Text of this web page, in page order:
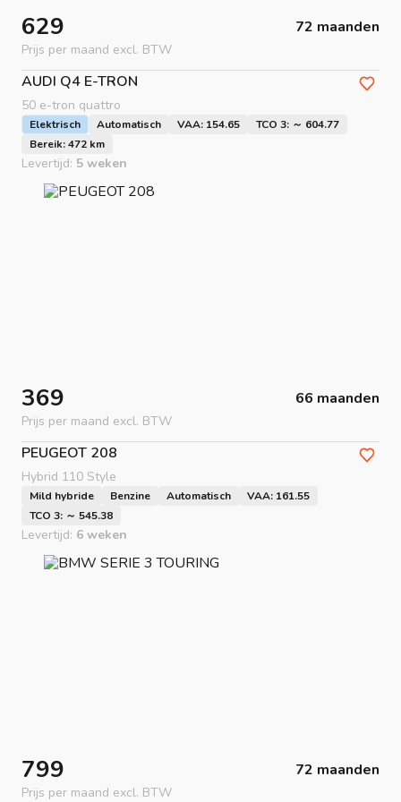
629 72 maanden
Prijs per maand excl. BTW
AUDI Q4 E-TRON
50 e-tron quattro
Elektrisch Automatisch VAA: 154.65
TCO 3: ～ 604.77
Bereik: 472 km
Levertijd: 5 weken
369 66 maanden
Prijs per maand excl. BTW
PEUGEOT 208
Hybrid 110 Style
Mild hybride Benzine Automatisch
VAA: 161.55
TCO 3: ～ 545.38
Levertijd: 6 weken
799 72 maanden
Prijs per maand excl. BTW